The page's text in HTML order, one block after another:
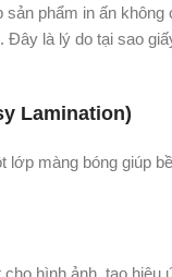
sản phẩm in ấn
là lý do tại sao
Lamination)
lớp màng bóng giúp
hình ảnh, tạo hiệu